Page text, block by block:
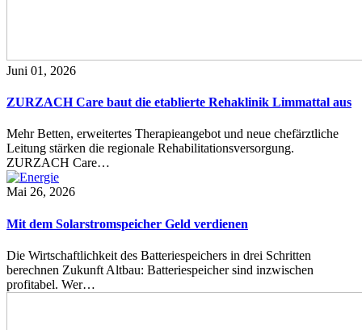
Juni 01, 2026
ZURZACH Care baut die etablierte Rehaklinik Limmattal aus
Mehr Betten, erweitertes Therapieangebot und neue chefärztliche
Leitung stärken die regionale Rehabilitationsversorgung.
ZURZACH Care…
Mai 26, 2026
Mit dem Solarstromspeicher Geld verdienen
Die Wirtschaftlichkeit des Batteriespeichers in drei Schritten
berechnen Zukunft Altbau: Batteriespeicher sind inzwischen
profitabel. Wer…